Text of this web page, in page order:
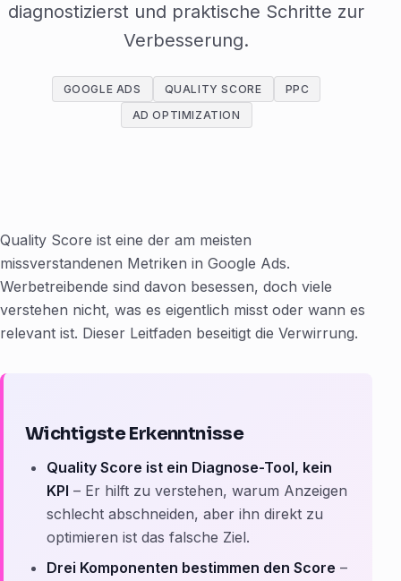
diagnostizierst und praktische Schritte zur
Verbesserung.
GOOGLE ADS QUALITY SCORE
PPC
AD OPTIMIZATION
Quality Score ist eine der am meisten
missverstandenen Metriken in Google Ads.
Werbetreibende sind davon besessen, doch viele
verstehen nicht, was es eigentlich misst oder wann es
relevant ist. Dieser Leitfaden beseitigt die Verwirrung.
Wichtigste Erkenntnisse
Quality Score ist ein Diagnose-Tool, kein
KPI – Er hilft zu verstehen, warum Anzeigen
schlecht abschneiden, aber ihn direkt zu
optimieren ist das falsche Ziel.
Drei Komponenten bestimmen den Score –